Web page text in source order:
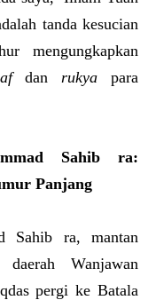
tanda kesucian
mengungkapkan
danrukya para
Sahib ra:
Panjang
Sahib ra, mantan
Wanjawan
pergi ke Batala